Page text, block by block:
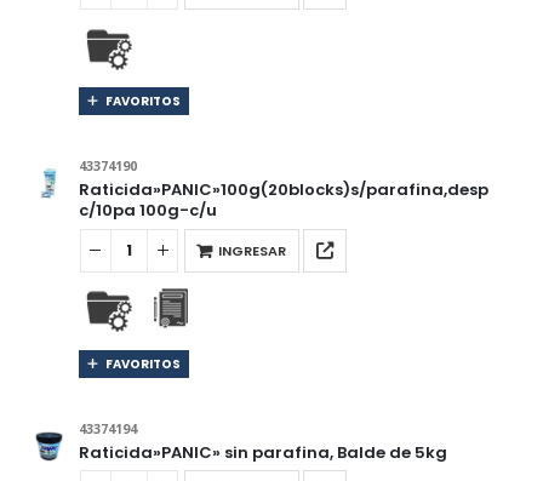
FAVORITOS
43374190
Raticida»PANIC»100g(20blocks)s/parafina,desp
c/10pa 100g-c/u
INGRESAR
FAVORITOS
43374194
Raticida»PANIC» sin parafina, Balde de 5kg